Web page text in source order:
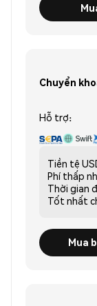
Chuyển
Hỗ trợ:
Tiền tệ
Phí thấp
Thời gian
Tốt nhất
Mua